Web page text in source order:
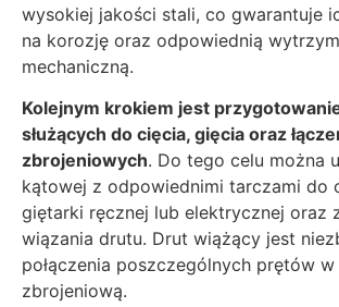
wysokiej jakości stali, co gwarantuje
na korozję oraz odpowiednią
mechaniczną.
Kolejnym krokiem jest
służących do cięcia, gięcia oraz
zbrojeniowych. Do tego celu można
kątowej z odpowiednimi tarczami do
giętarki ręcznej lub elektrycznej oraz
wiązania drutu. Drut wiążący jest
połączenia poszczególnych prętów
zbrojeniową.